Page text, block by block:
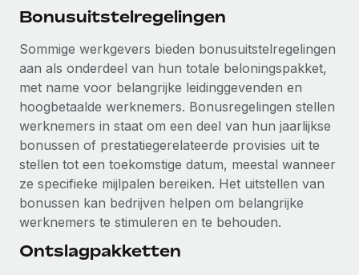
Bonusuitstelregelingen
Sommige werkgevers bieden bonusuitstelregelingen
aan als onderdeel van hun totale beloningspakket,
met name voor belangrijke leidinggevenden en
hoogbetaalde werknemers. Bonusregelingen stellen
werknemers in staat om een deel van hun jaarlijkse
bonussen of prestatiegerelateerde provisies uit te
stellen tot een toekomstige datum, meestal wanneer
ze specifieke mijlpalen bereiken. Het uitstellen van
bonussen kan bedrijven helpen om belangrijke
werknemers te stimuleren en te behouden.
Ontslagpakketten